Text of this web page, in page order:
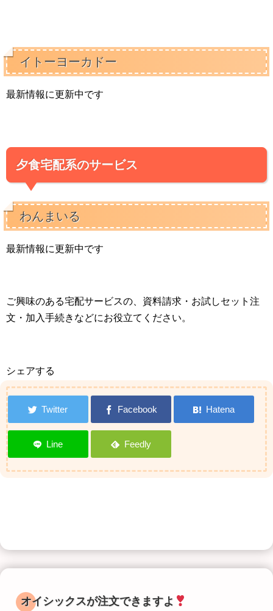
イトーヨーカドー
最新情報に更新中です
夕食宅配系のサービス
わんまいる
最新情報に更新中です
ご興味のある宅配サービスの、資料請求・お試しセット注
文・加入手続きなどにお役立てください。
シェアする
オイシックスが注文できますよ